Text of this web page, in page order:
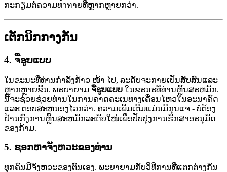
ກະກຽມຕໍ່ຄວາມທ้าทາຍທີ່ຫຼາກຫຼາຍກວ່າ.
ເຕັກນິກກາງກັນ
4. ຈື່ຮູບແບບ
ໃນຂະນະທີ່ທ່ານກໍາລັງກ້າວ ໜ້າ ໄປ, ລະດັບຈະກາຍເປັນສັບສົນແລະ
ຫຼາກຫຼາຍຂື້ນ. ພະຍາຍາມ ຈື່ຮູບແບບ ໃນຂະນະທີ່ທ່ານຫຼິ້ນສະຫມັກ.
ນີ້ຈະຊ່ວຍຊ່ວຍທ່ານໃນການຄາດຄະເນທາງເຄື່ອນໄຫວໃນອະນາຄົດ
ແລະ ຕອບສະຫນອງໄວກວ່າ. ຄວາມເພີ່ມເຕີມແມ່ນມີກຸນແຈ - ບໍ່ຕ້ອງ
ຢ້ານກົງການຫຼິ້ນສະຫມັກລະດັບໃໝ່ເພື່ອປັບປຸງການຮັກສາອະນຸມັດ
ຂອງກ້າມ.
5. ຊອກຫາຈັງຫວະຂອງທ່ານ
ທຸກຄົນມີຈັງຫວະຂອງຕົນເອງ. ພະຍາຍາມກັບວິທີການທີ່ແຕກຕ່າງກັນ